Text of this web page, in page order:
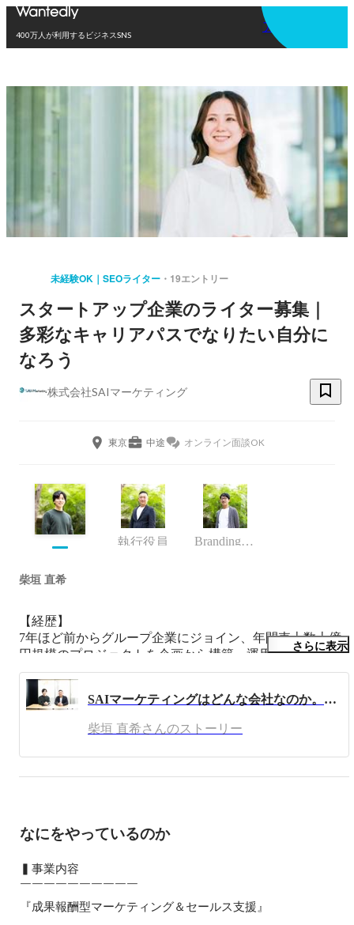
400万人が利用するビジネスSNS
アプリを使う
未経験OK｜SEOライター 19エントリー
スタートアップ企業のライター募集｜
多彩なキャリアパスでなりたい自分に
なろう
株式会社SAIマーケティング
東京 中途 オンライン面談OK
執行役員 Branding Leader
柴垣 直希
【経歴】
7年ほど前からグループ企業にジョイン、年間売上数十億
円規模のプロジェクトを企画から構築、運用を経験。
2020年に１人社内ベンチャーとして発足してから、事業規
模感を拡大し続け2023年から株式会社SAIマーケティング
のCOOとしてクライアントと成長を共にする企業を目指
し従事してます。
さらに表示
SAIマーケティングはどんな会社なのか。役員と語り合ってみる。
柴垣 直希さんのストーリー
なにをやっているのか
▍事業内容
￣￣￣￣￣￣￣￣￣￣
『成果報酬型マーケティング＆セールス支援』